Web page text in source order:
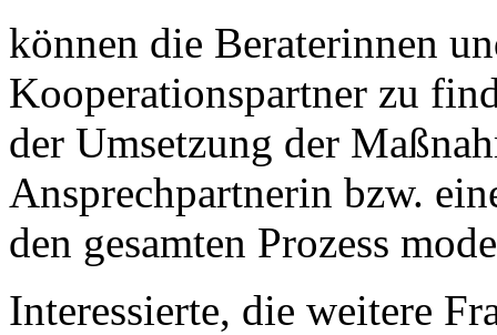
können die Beraterinnen
Kooperationspartner zu
der Umsetzung der
Ansprechpartnerin bzw.
den gesamten Prozess
Interessierte, die weitere